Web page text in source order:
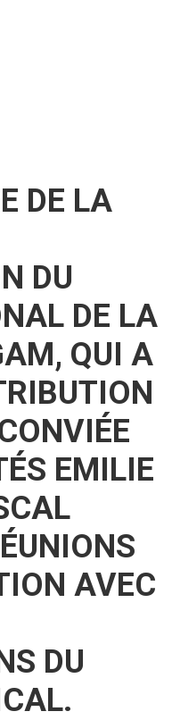
DE LA
DU
DE LA
QUI A
EMILIE
AVEC
DU